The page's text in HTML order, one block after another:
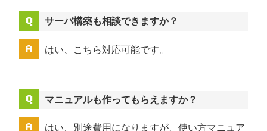
サーバ構築も相談できますか？
はい、こちら対応可能です。
マニュアルも作ってもらえますか？
はい、別途費用になりますが、使い方マニュア